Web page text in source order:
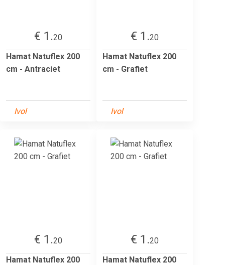
€ 1.20
Hamat Natuflex 200
cm - Antraciet
Ivol
€ 1.20
Hamat Natuflex 200
cm - Grafiet
Ivol
€ 1.20
Hamat Natuflex 200
€ 1.20
Hamat Natuflex 200